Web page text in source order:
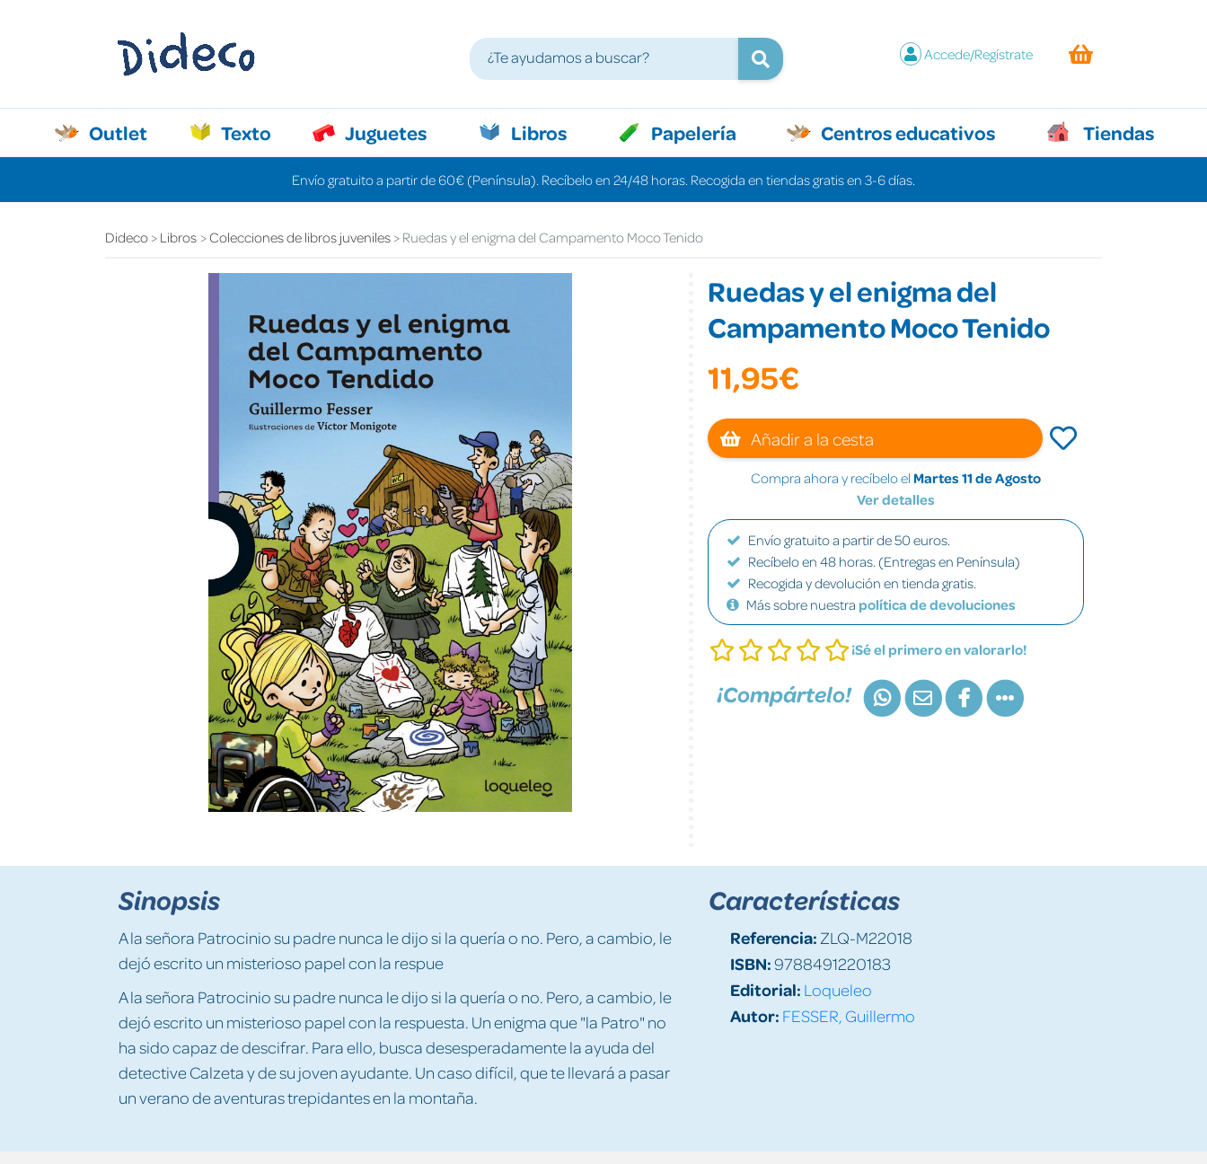
Accede/Regístrate
Outlet Texto Juguetes Libros Papelería Centros educativos Tiendas
Envío gratuito a partir de 60€ (Península). Recíbelo en 24/48 horas. Recogida en tiendas gratis en 3-6 días.
Dideco Libros Colecciones de libros juveniles Ruedas y el enigma del Campamento Moco Tenido
Ruedas y el enigma del
Campamento Moco Tenido
11,95€
Añadir a la cesta
Compra ahora y recíbelo el Martes 11 de Agosto
Ver detalles
Envío gratuito a partir de 50 euros.
Recíbelo en 48 horas. (Entregas en Península)
Recogida y devolución en tienda gratis.
Más sobre nuestra política de devoluciones
¡Sé el primero en valorarlo!
¡Compártelo!
Sinopsis
A la señora Patrocinio su padre nunca le dijo si la quería o no. Pero, a cambio, le
dejó escrito un misterioso papel con la respue
A la señora Patrocinio su padre nunca le dijo si la quería o no. Pero, a cambio, le
dejó escrito un misterioso papel con la respuesta. Un enigma que "la Patro" no
ha sido capaz de descifrar. Para ello, busca desesperadamente la ayuda del
detective Calzeta y de su joven ayudante. Un caso difícil, que te llevará a pasar
un verano de aventuras trepidantes en la montaña.
Características
Referencia: ZLQ-M22018
ISBN:9788491220183
Editorial: Loqueleo
Autor: FESSER, Guillermo